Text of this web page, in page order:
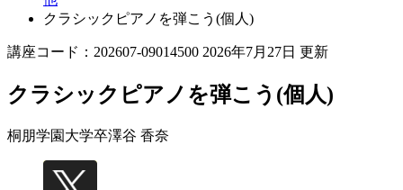
クラシックピアノを弾こう(個人)
講座コード：202607-09014500 2026年7月27日 更新
クラシックピアノを弾こう(個人)
桐朋学園大学卒澤谷 香奈